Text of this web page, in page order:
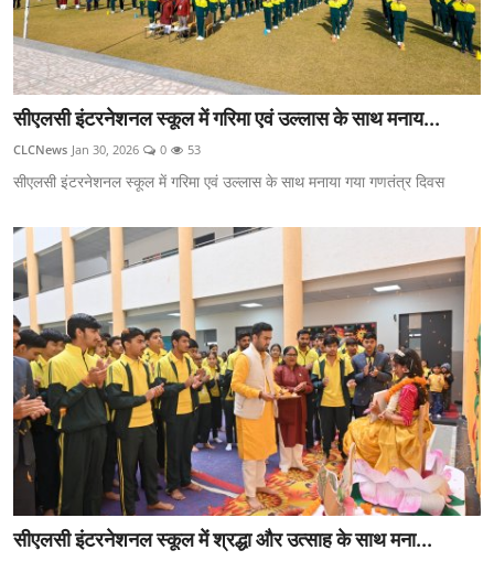
सीएलसी इंटरनेशनल स्कूल में गरिमा एवं उल्लास के साथ मनाय...
CLCNews Jan 30, 2026 0 53
सीएलसी इंटरनेशनल स्कूल में गरिमा एवं उल्लास के साथ मनाया गया गणतंत्र दिवस
सीएलसी इंटरनेशनल स्कूल में श्रद्धा और उत्साह के साथ मना...